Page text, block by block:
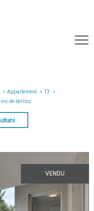
Appartement
T3
de berlioz
VENDU